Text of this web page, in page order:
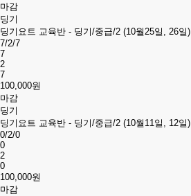
마감
딩기
딩기요트 교육반 - 딩기/중급/2 (10월25일, 26일)
7/2/7
7
2
7
100,000원
마감
딩기
딩기요트 교육반 - 딩기/중급/2 (10월11일, 12일)
0/2/0
0
2
0
100,000원
마감